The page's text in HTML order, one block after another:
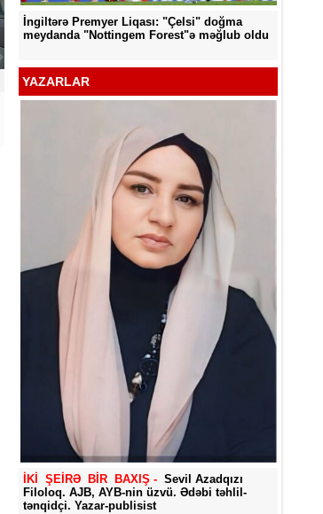
İngiltərə Premyer Liqası: "Çelsi" doğma
meydanda "Nottingem Forest"ə məğlub oldu
YAZARLAR
İKİ ŞEİRƏ BİR BAXIŞ - Sevil Azadqızı
Filoloq. AJB, AYB-nin üzvü. Ədəbi təhlil-
tənqidçi. Yazar-publisist